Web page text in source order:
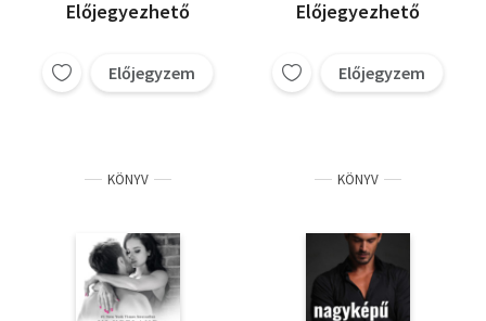
Előjegyezhető
Előjegyzem
Előjegyezhető
Előjegyzem
KÖNYV KÖNYV